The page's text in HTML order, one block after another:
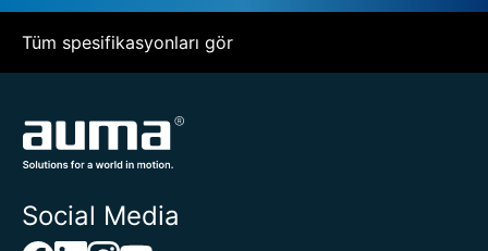
Tüm spesifikasyonları gör
Social Media